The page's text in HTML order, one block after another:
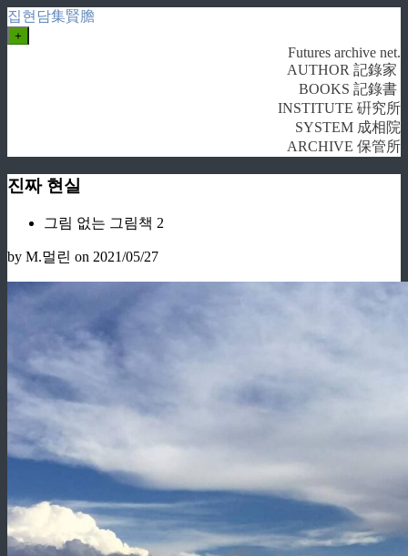
집현담集賢膽
+
Futures archive net.
AUTHOR 記錄家
BOOKS 記錄書
INSTITUTE 硏究所
SYSTEM 成相院
ARCHIVE 保管所
진짜 현실
그림 없는 그림책 2
by M.멀린 on 2021/05/27